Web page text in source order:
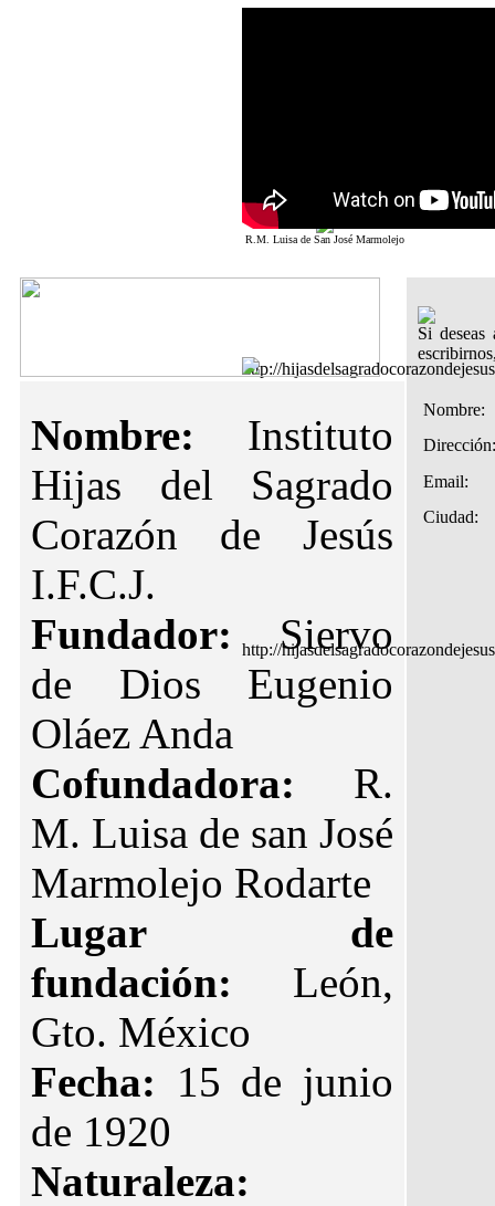
http://
http://
Poesía Jesús a los Sacerdotes
R.M. Luisa de San José Marmolejo
Si deseas
Nombre: Instituto
Hijas del Sagrado
Corazón de Jesús
I.F.C.J.
Fundador: Siervo
de Dios Eugenio
Oláez Anda
Cofundadora: R.
M. Luisa de san José
Marmolejo Rodarte
Lugar de
fundación: León,
Gto. México
Fecha: 15 de junio
de 1920
Naturaleza:
Nombre:
Dirección:
Email:
Ciudad: